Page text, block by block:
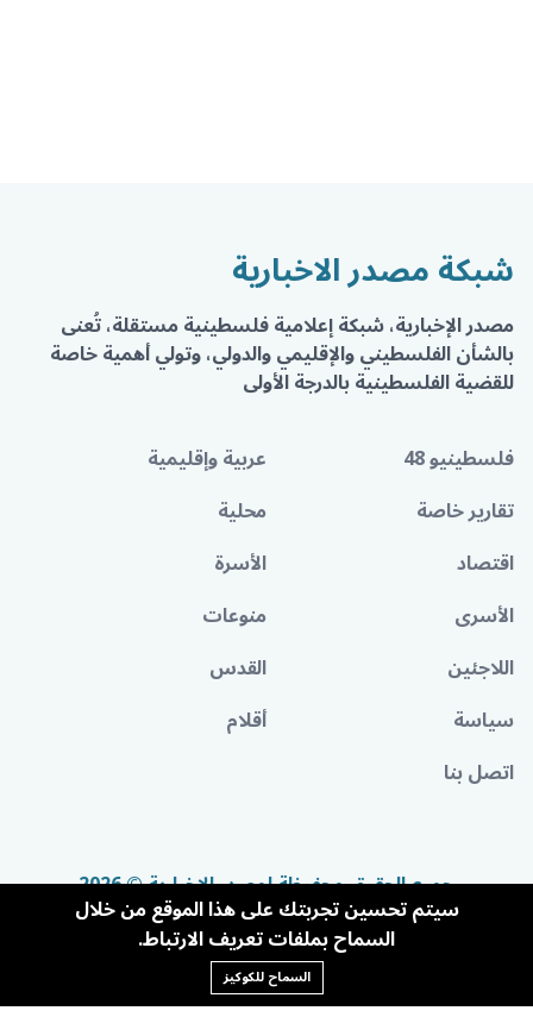
شبكة مصدر الاخبارية
مصدر الإخبارية، شبكة إعلامية فلسطينية مستقلة، تُعنى
بالشأن الفلسطيني والإقليمي والدولي، وتولي أهمية خاصة
للقضية الفلسطينية بالدرجة الأولى
فلسطينيو 48
عربية وإقليمية
تقارير خاصة
محلية
اقتصاد
الأسرة
الأسرى
منوعات
اللاجئين
القدس
سياسة
أقلام
اتصل بنا
جميع الحقوق محفوظة لمصدر الإخبارية © 2026
Powered By BandoraCMS
سيتم تحسين تجربتك على هذا الموقع من خلال
السماح بملفات تعريف الارتباط.
السماح للكوكيز